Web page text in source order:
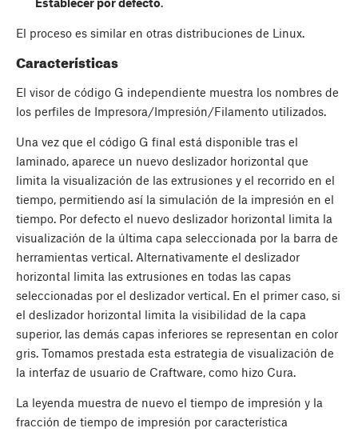
El proceso es similar en otras distribuciones de Linux.
Características
El visor de código G independiente muestra los nombres de
los perfiles de Impresora/Impresión/Filamento utilizados.
Una vez que el código G final está disponible tras el
laminado, aparece un nuevo deslizador horizontal que
limita la visualización de las extrusiones y el recorrido en el
tiempo, permitiendo así la simulación de la impresión en el
tiempo. Por defecto el nuevo deslizador horizontal limita la
visualización de la última capa seleccionada por la barra de
herramientas vertical. Alternativamente el deslizador
horizontal limita las extrusiones en todas las capas
seleccionadas por el deslizador vertical. En el primer caso, si
el deslizador horizontal limita la visibilidad de la capa
superior, las demás capas inferiores se representan en color
gris. Tomamos prestada esta estrategia de visualización de
la interfaz de usuario de Craftware, como hizo Cura.
La leyenda muestra de nuevo el tiempo de impresión y la
fracción de tiempo de impresión por característica